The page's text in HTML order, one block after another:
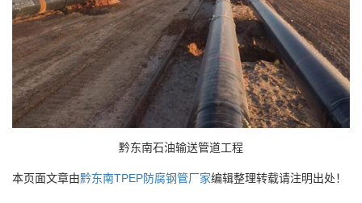
黔东南石油输送管道工程
本页面文章由黔东南TPEP防腐钢管厂家编辑整理转载请注明出处！